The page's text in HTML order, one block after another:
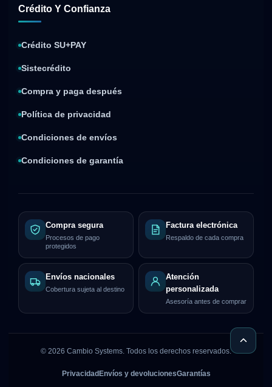
Crédito Y Confianza
Crédito SU+PAY
Sistecrédito
Compra y paga después
Política de privacidad
Condiciones de envíos
Condiciones de garantía
Compra segura
Procesos de pago
protegidos
Factura electrónica
Respaldo de cada compra
Envíos nacionales
Cobertura sujeta al destino
Atención
personalizada
Asesoría antes de comprar
© 2026 Cambio Systems. Todos los derechos reservados.
Privacidad Envíos y devolucionesGarantías